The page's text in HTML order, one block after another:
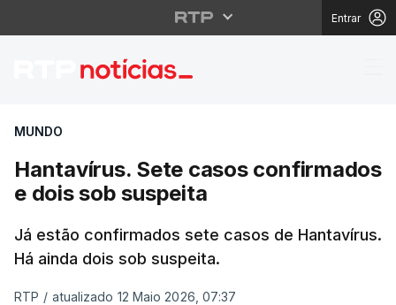
Entrar
Hantavírus. Sete
MUNDO
Hantavírus. Sete casos confirmados
e dois sob suspeita
Já estão confirmados sete casos de Hantavírus.
Há ainda dois sob suspeita.
RTP / atualizado 12 Maio 2026, 07:37